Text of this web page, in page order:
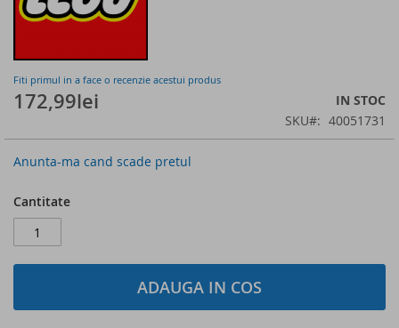
Fiti primul in a face o recenzie acestui produs
172,99lei
IN STOC
SKU
40051731
Anunta-ma cand scade pretul
Cantitate
ADAUGA IN COS